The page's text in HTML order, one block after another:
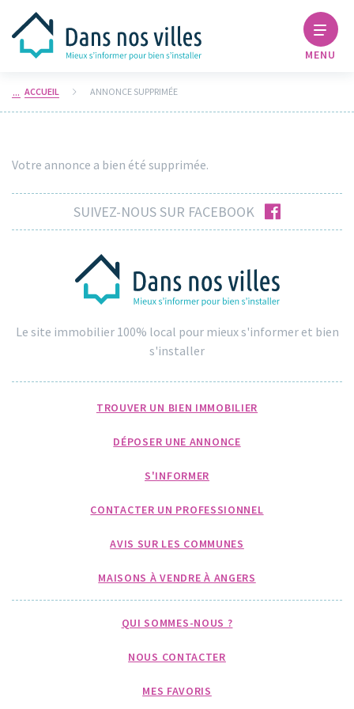
MENU
ACCUEIL ANNONCE SUPPRIMÉE
Votre annonce a bien été supprimée.
SUIVEZ-NOUS SUR FACEBOOK facebook
Le site immobilier 100% local pour mieux s'informer et bien
s'installer
TROUVER UN BIEN IMMOBILIER
DÉPOSER UNE ANNONCE
S'INFORMER
CONTACTER UN PROFESSIONNEL
AVIS SUR LES COMMUNES
MAISONS À VENDRE À ANGERS
QUI SOMMES-NOUS ?
NOUS CONTACTER
MES FAVORIS